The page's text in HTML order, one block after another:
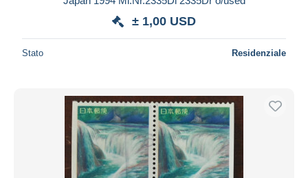
± 1,00 USD
Stato Residenziale